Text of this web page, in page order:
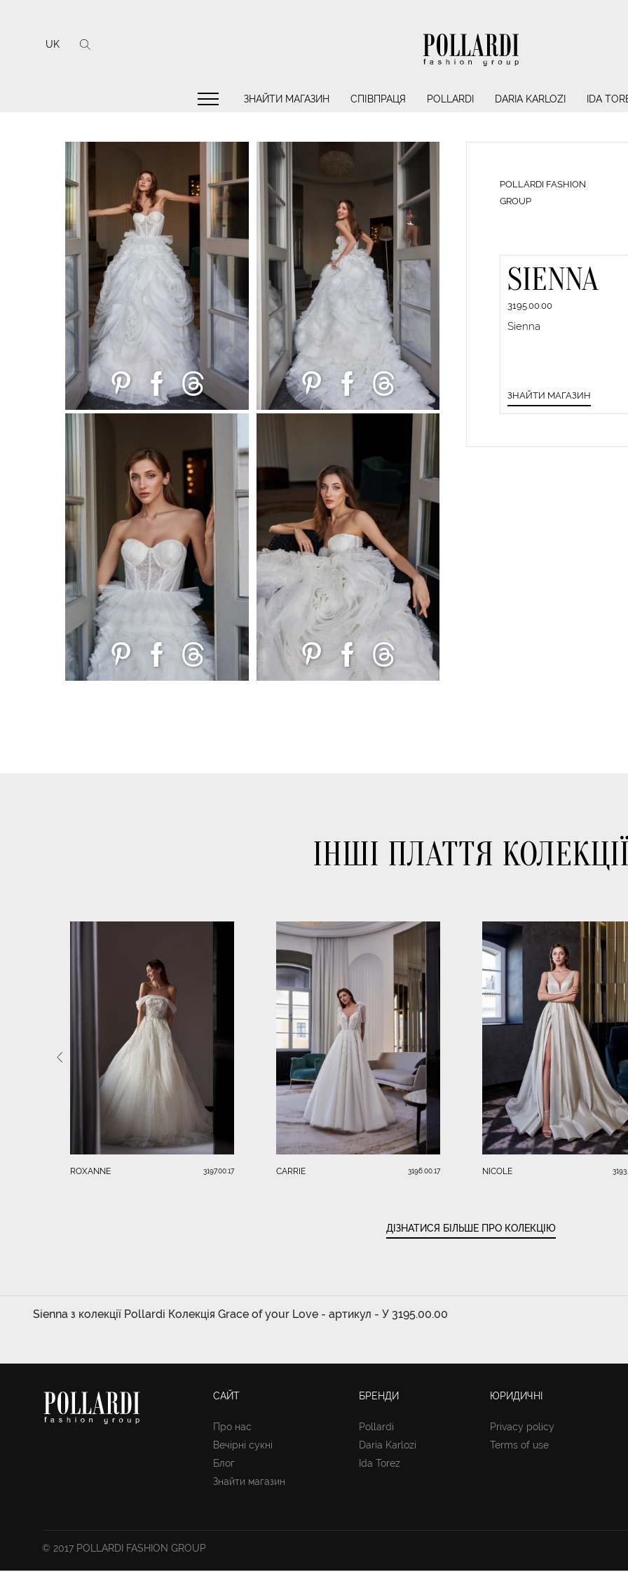
UK
ЗНАЙТИ МАГАЗИН СПІВПРАЦЯ POLLARDI DARIA KARLOZI IDA
POLLARDI FASHION
GROUP
SIENNA
3195.00.00
Sienna
ЗНАЙТИ МАГАЗИН
ІНШІ ПЛАТТЯ
ROXANNE 3197.00.17 CARRIE 3196.00.17 NICOLE
ДІЗНАТИСЯ БІЛЬШЕ ПРО КОЛЕКЦІЮ
Sienna з колекції Pollardi Колекція Grace of your Love - артикул - У 3195.00.00
САЙТ
Про нас
Вечірні сукні
Блог
Знайти магазин
БРЕНДИ
Pollardi
Daria Karlozi
Ida Torez
ЮРИДИЧНІ
Privacy policy
Terms of use
© 2017 POLLARDI FASHION GROUP